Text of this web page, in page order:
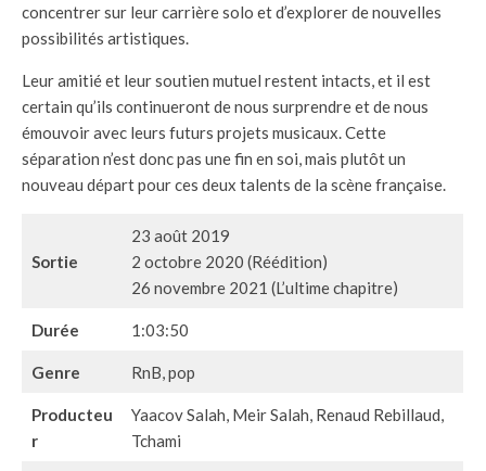
concentrer sur leur carrière solo et d’explorer de nouvelles
possibilités artistiques.
Leur amitié et leur soutien mutuel restent intacts, et il est
certain qu’ils continueront de nous surprendre et de nous
émouvoir avec leurs futurs projets musicaux. Cette
séparation n’est donc pas une fin en soi, mais plutôt un
nouveau départ pour ces deux talents de la scène française.
Sortie
23 août 2019
2 octobre 2020 (Réédition)
26 novembre 2021 (L’ultime chapitre)
Durée 1:03:50
Genre RnB, pop
Producteu
r
Yaacov Salah, Meir Salah, Renaud Rebillaud,
Tchami